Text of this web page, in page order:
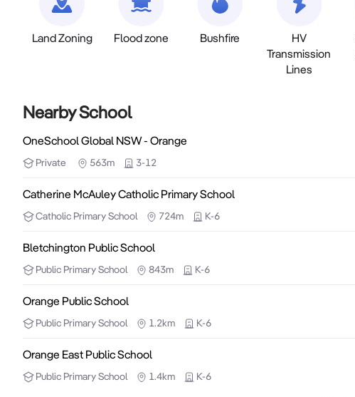
Land Zoning Flood zone Bushfire
HV
Transmission
Lines
Nearby School
OneSchool Global NSW - Orange
Private 563m 3-12
Catherine McAuley Catholic Primary School
Catholic Primary School 724m K-6
Bletchington Public School
Public Primary School 843m K-6
Orange Public School
Public Primary School 1.2km K-6
Orange East Public School
Public Primary School 1.4km K-6